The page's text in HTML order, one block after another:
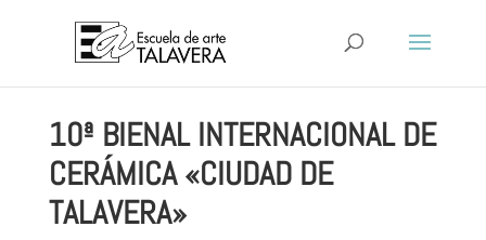
10ª BIENAL INTERNACIONAL DE
CERÁMICA «CIUDAD DE
TALAVERA»